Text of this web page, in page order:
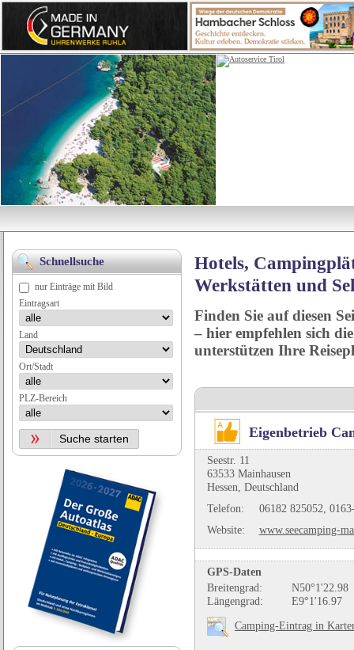
Hotels,
Werkstätten und
Finden Sie auf diesen
– hier empfehlen sich
unterstützen Ihre
Eigenbetrieb
Seestr. 11
63533 Mainhausen
Hessen, Deutschland
Telefon:
06182 825052,
Website:
www.seecamping-
GPS-Daten
Breitengrad:
N50°1'22.98
Längengrad:
E9°1'16.97
Camping-Eintrag in
Schnellsuche
nur Einträge mit Bild
Eintragsart
Land
Ort/Stadt
PLZ-Bereich